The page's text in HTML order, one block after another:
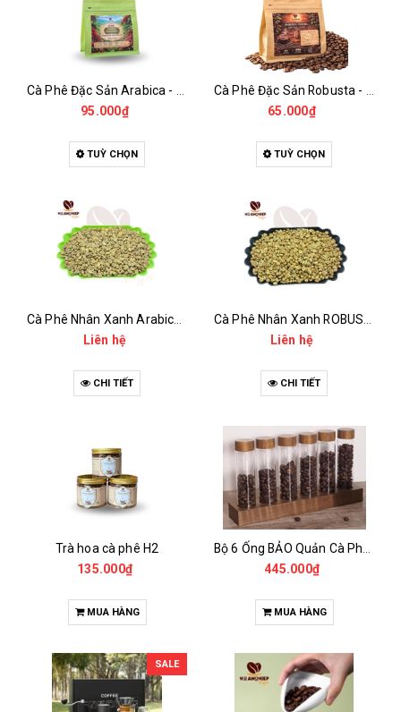
95.000₫
TUỲ CHỌN
65.000₫
TUỲ CHỌN
Liên hệ
CHI TIẾT
Liên hệ
CHI TIẾT
Trà hoa cà phê H2
135.000₫
MUA HÀNG
445.000₫
MUA HÀNG
SALE